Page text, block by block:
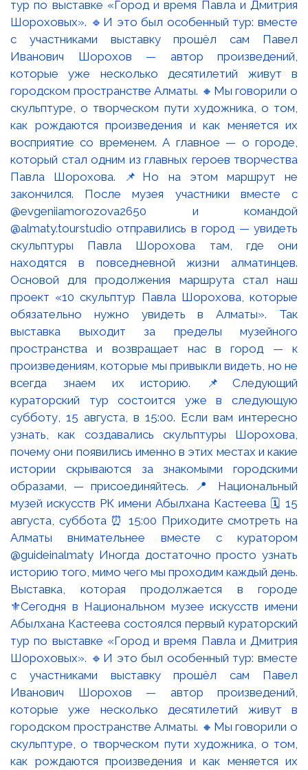
Выставка, которая продолжается в городе
⚜️Сегодня в Национальном музее искусств имени
Абылхана Кастеева состоялся первый кураторский
тур по выставке «Город и время Павла и Дмитрия
Шороховых». 🔹И это был особенный тур: вместе
с участниками выставку прошёл сам Павел
Иванович Шорохов — автор произведений,
которые уже несколько десятилетий живут в
городском пространстве Алматы. 🔸Мы говорили о
скульптуре, о творческом пути художника, о том,
как рождаются произведения и как меняется их